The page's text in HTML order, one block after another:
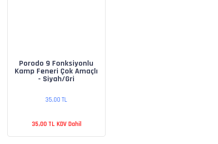
Porodo 9 Fonksiyonlu
Kamp Feneri Çok Amaçlı
- Siyah/Gri
35,00 TL
35,00 TL KDV Dahil